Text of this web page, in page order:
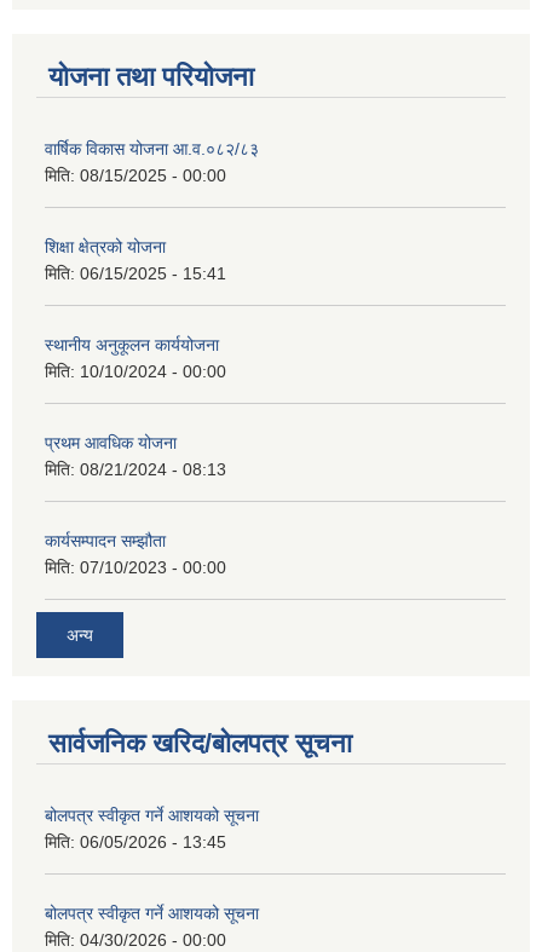
योजना तथा परियोजना
वार्षिक विकास योजना आ.व.०८२/८३
मिति: 08/15/2025 - 00:00
शिक्षा क्षेत्रको योजना
मिति: 06/15/2025 - 15:41
स्थानीय अनुकूलन कार्ययोजना
मिति: 10/10/2024 - 00:00
प्रथम आवधिक योजना
मिति: 08/21/2024 - 08:13
कार्यसम्पादन सम्झौता
मिति: 07/10/2023 - 00:00
अन्य
सार्वजनिक खरिद/बोलपत्र सूचना
बोलपत्र स्वीकृत गर्ने आशयको सूचना
मिति: 06/05/2026 - 13:45
बोलपत्र स्वीकृत गर्ने आशयको सूचना
मिति: 04/30/2026 - 00:00